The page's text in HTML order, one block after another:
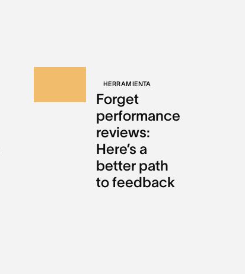
HERRAMIENTA
Forget
performance
reviews:
Here’s a
better path
to feedback